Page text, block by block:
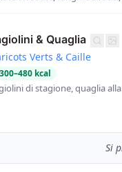
& Quaglia
Verts & Caille
300–480 kcal
di stagione, quaglia
Si